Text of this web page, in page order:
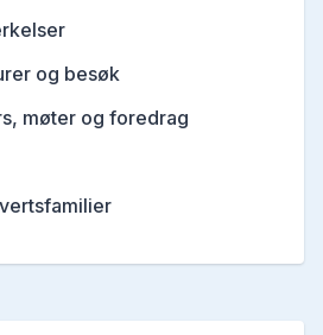
og besøk
møter og foredrag